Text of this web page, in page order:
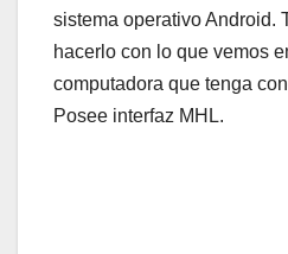
sistema operativo Android.
hacerlo con lo que vemos
computadora que tenga
Posee interfaz MHL.